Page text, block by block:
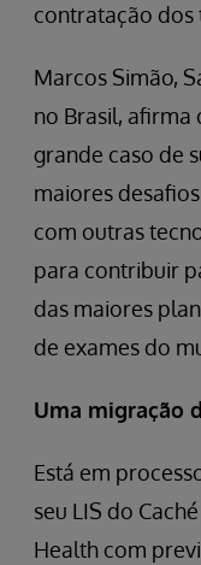
contratação dos
Marcos Simão,
no Brasil, afirma
grande caso de
maiores
com outras
para contribuir
das maiores
de exames do
Uma migração
Está em
seu LIS do
Health com